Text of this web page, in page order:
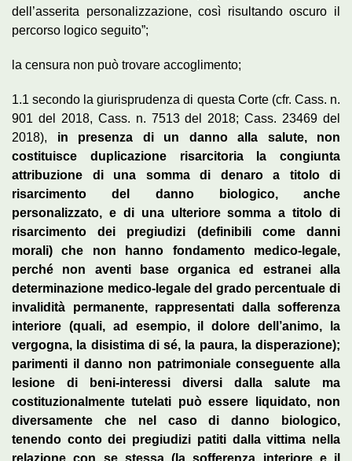
dell’asserita personalizzazione, così risultando oscuro il
percorso logico seguito”;
la censura non può trovare accoglimento;
1.1 secondo la giurisprudenza di questa Corte (cfr. Cass. n.
901 del 2018, Cass. n. 7513 del 2018; Cass. 23469 del
2018), in presenza di un danno alla salute, non
costituisce duplicazione risarcitoria la congiunta
attribuzione di una somma di denaro a titolo di
risarcimento del danno biologico, anche
personalizzato, e di una ulteriore somma a titolo di
risarcimento dei pregiudizi (definibili come danni
morali) che non hanno fondamento medico-legale,
perché non aventi base organica ed estranei alla
determinazione medico-legale del grado percentuale di
invalidità permanente, rappresentati dalla sofferenza
interiore (quali, ad esempio, il dolore dell’animo, la
vergogna, la disistima di sé, la paura, la disperazione);
parimenti il danno non patrimoniale conseguente alla
lesione di beni-interessi diversi dalla salute ma
costituzionalmente tutelati può essere liquidato, non
diversamente che nel caso di danno biologico,
tenendo conto dei pregiudizi patiti dalla vittima nella
relazione con se stessa (la sofferenza interiore e il